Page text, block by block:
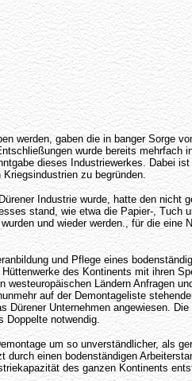
werden, gaben die in banger Sorge
wurde bereits mehrfach
dieses Industriewerkes. Dabei
zu begründen.
Industrie wurde, hatte den nicht
stand, wie etwa die Papier-, Tuch
und wieder werden., für die eine
und Pflege eines
des Kontinents mit ihren
Ländern Anfragen
auf der Demontageliste
Unternehmen angewiesen.
Doppelte notwendig.
um so unverständlicher, als
einen bodenständigen
des ganzen Kontinents